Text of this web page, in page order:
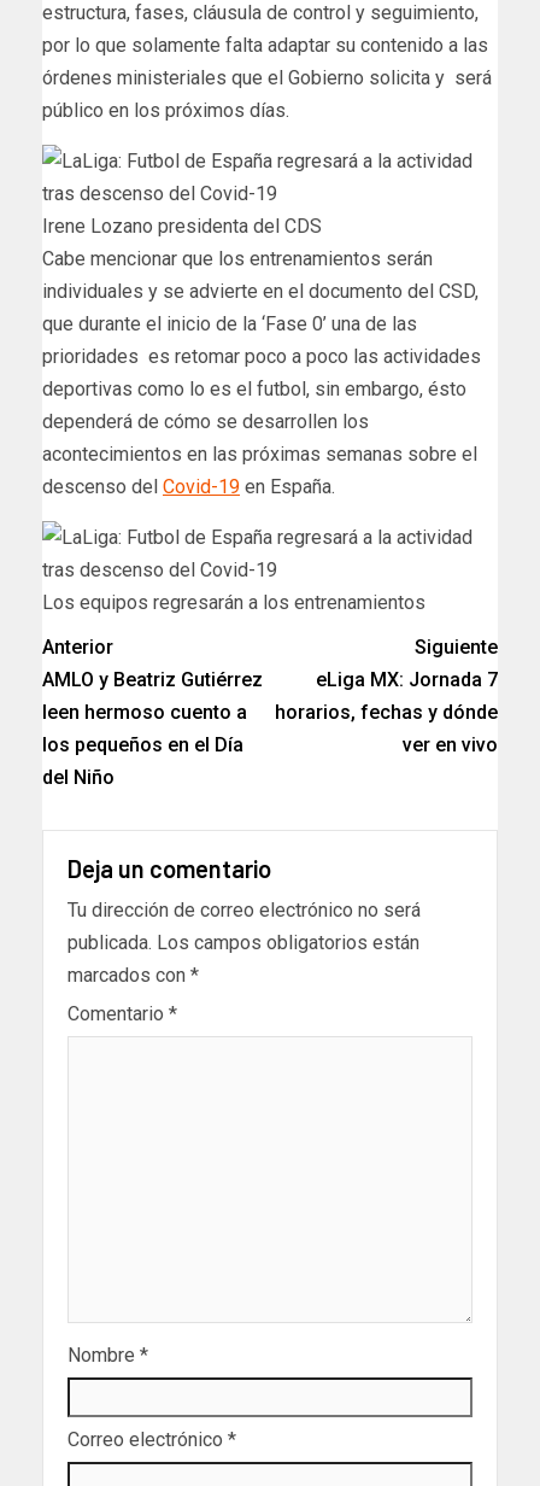
estructura, fases, cláusula de control y seguimiento,
por lo que solamente falta adaptar su contenido a las
órdenes ministeriales que el Gobierno solicita y será
público en los próximos días.
Irene Lozano presidenta del CDS
Cabe mencionar que los entrenamientos serán
individuales y se advierte en el documento del CSD,
que durante el inicio de la ‘Fase 0’ una de las
prioridades es retomar poco a poco las actividades
deportivas como lo es el futbol, sin embargo, ésto
dependerá de cómo se desarrollen los
acontecimientos en las próximas semanas sobre el
descenso del Covid-19 en España.
Los equipos regresarán a los entrenamientos
Anterior
AMLO y Beatriz Gutiérrez
leen hermoso cuento a
los pequeños en el Día
del Niño
Siguiente
eLiga MX: Jornada 7
horarios, fechas y dónde
ver en vivo
Deja un comentario
Tu dirección de correo electrónico no será
publicada. Los campos obligatorios están
marcados con *
Comentario *
Nombre *
Correo electrónico *